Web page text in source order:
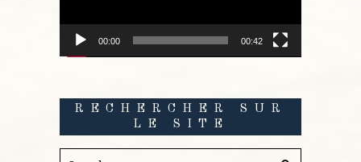
00:00 00:42
RECHERCHER SUR
LE SITE